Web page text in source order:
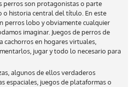
perros son protagonistas o parte
historia central del título. En este
perros lobo y obviamente cualquier
imaginar. Juegos de perros de
cachorros en hogares virtuales,
jugar y todo lo necesario para
algunos de ellos verdaderos
espaciales, juegos de plataformas o